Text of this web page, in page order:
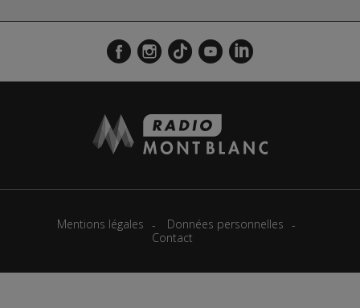
Mentions légales
Données personnelles
Contact